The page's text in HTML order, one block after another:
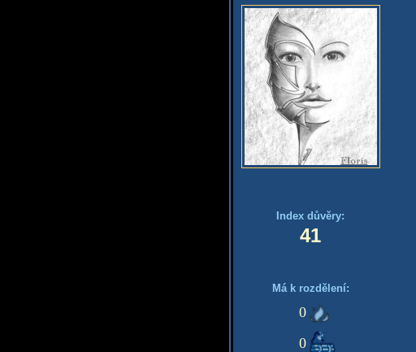
Index důvěry:
41
Má k rozdělení:
0
0